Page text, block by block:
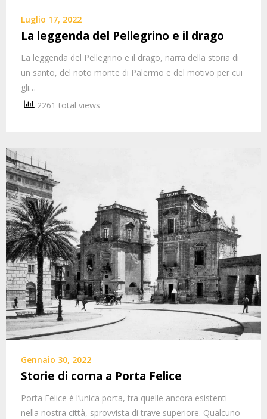
Luglio 17, 2022
La leggenda del Pellegrino e il drago
La leggenda del Pellegrino e il drago, narra della storia di
un santo, del noto monte di Palermo e del motivo per cui
gli…
2261 total views
Gennaio 30, 2022
Storie di corna a Porta Felice
Porta Felice è l’unica porta, tra quelle ancora esistenti
nella nostra città, sprovvista di trave superiore. Qualcuno